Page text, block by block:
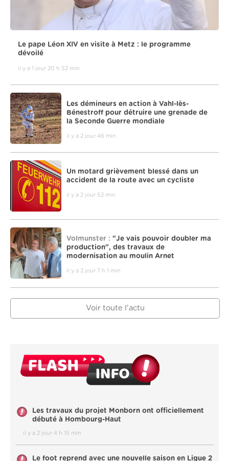
Le pape Léon XIV en visite à Metz : le programme
dévoilé
il y a 1 jour 20 h 52 min
Les démineurs en action à Vahl-lès-
Bénestroff pour détruire une grenade de
la Seconde Guerre mondiale
il y a 2 jour 46 min
Un motard grièvement blessé dans un
accident de la route avec un cycliste
il y a 2 jour 52 min
Volmunster : "Je vais pouvoir doubler ma
production", des travaux de
modernisation au moulin Arnet
il y a 2 jour 7 h 1 min
Voir toute l'actu
Les travaux du projet Monborn ont officiellement
débuté à Hombourg-Haut
il y a 2 jour 4 h 15 min
Le foot reprend avec une nouvelle saison en Ligue 2